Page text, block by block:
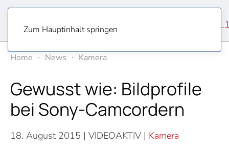
Zum Hauptinhalt springen
Home News Kamera
Gewusst wie: Bildprofile
bei Sony-Camcordern
18. August 2015 | VIDEOAKTIV | Kamera